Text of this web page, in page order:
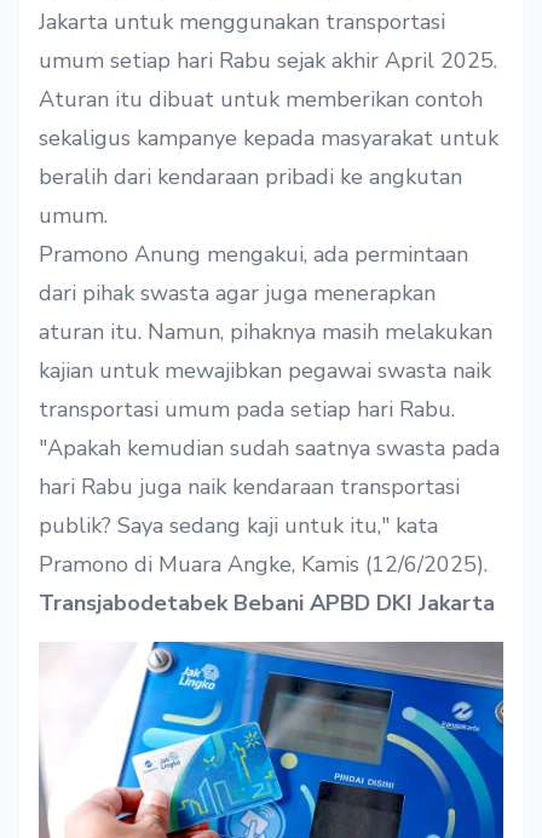
Jakarta untuk menggunakan transportasi
umum setiap hari Rabu sejak akhir April 2025.
Aturan itu dibuat untuk memberikan contoh
sekaligus kampanye kepada masyarakat untuk
beralih dari kendaraan pribadi ke angkutan
umum.
Pramono Anung mengakui, ada permintaan
dari pihak swasta agar juga menerapkan
aturan itu. Namun, pihaknya masih melakukan
kajian untuk mewajibkan pegawai swasta naik
transportasi umum pada setiap hari Rabu.
"Apakah kemudian sudah saatnya swasta pada
hari Rabu juga naik kendaraan transportasi
publik? Saya sedang kaji untuk itu," kata
Pramono di Muara Angke, Kamis (12/6/2025).
Transjabodetabek Bebani APBD DKI Jakarta